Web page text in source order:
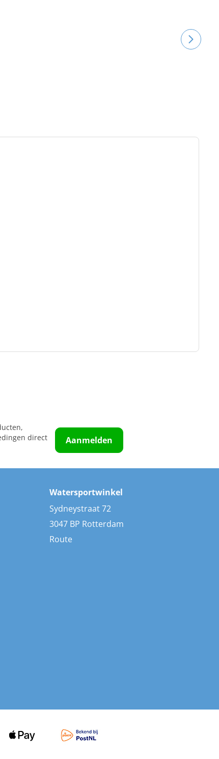
direct
Aanmelden
Watersportwinkel
Sydneystraat 72
3047 BP Rotterdam
Route